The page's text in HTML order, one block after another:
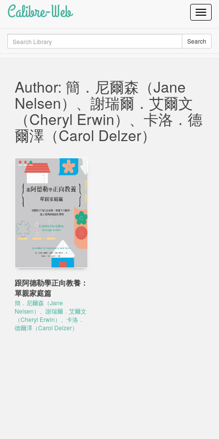
Calibre-Web
Search Search
Author: 簡．尼爾森（Jane
Nelsen）、謝瑞爾．艾爾文
（Cheryl Erwin）、卡洛．德
爾澤（Carol Delzer）
跟阿德勒學正向教養：
單親家庭篇
簡．尼爾森（Jane
Nelsen）、謝瑞爾．艾爾文
（Cheryl Erwin）、卡洛．
德爾澤（Carol Delzer）